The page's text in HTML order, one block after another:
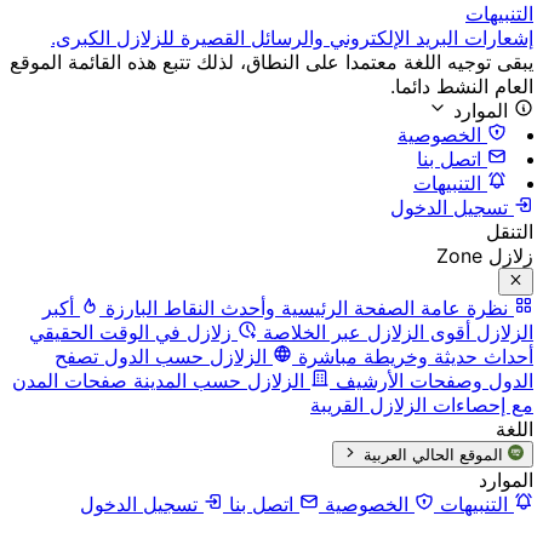
التنبيهات
إشعارات البريد الإلكتروني والرسائل القصيرة للزلازل الكبرى.
يبقى توجيه اللغة معتمدا على النطاق، لذلك تتبع هذه القائمة الموقع
العام النشط دائما.
الموارد
الخصوصية
اتصل بنا
التنبيهات
تسجيل الدخول
التنقل
زلازل Zone
نظرة عامة الصفحة الرئيسية وأحدث النقاط البارزة
أكبر
الزلازل أقوى الزلازل عبر الخلاصة
زلازل في الوقت الحقيقي
أحداث حديثة وخريطة مباشرة
الزلازل حسب الدول تصفح
الدول وصفحات الأرشيف
الزلازل حسب المدينة صفحات المدن
مع إحصاءات الزلازل القريبة
اللغة
الموقع الحالي العربية
الموارد
التنبيهات
الخصوصية اتصل بنا
تسجيل الدخول